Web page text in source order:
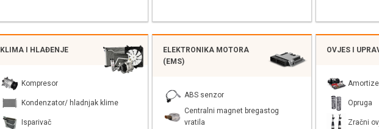
KLIMA I HLAĐENJE
Kompresor
Kondenzator/ hladnjak klime
Isparivač
ELEKTRONIKA MOTORA
(EMS)
ABS senzor
Centralni magnet bregastog
vratila
OVJES I
Opruga
Zračni